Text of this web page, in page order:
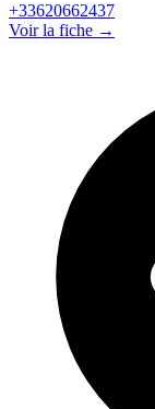
+33620662437
Voir la fiche →